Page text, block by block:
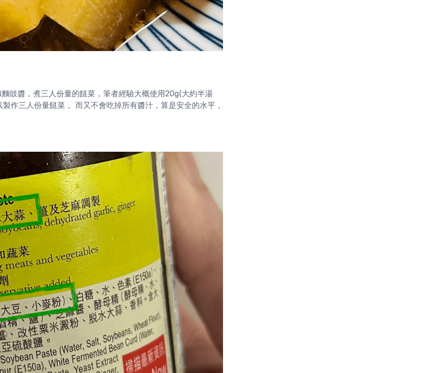
豉醬，煮三人份量的餸菜，筆者經驗大概使用20g(大約半湯
作三人份量餸菜， 而又不會吃掉所有醬汁，算是安全的水平，